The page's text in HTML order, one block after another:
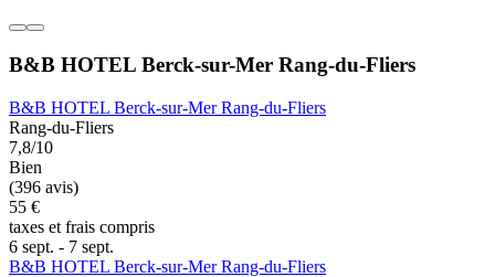
B&B HOTEL Berck-sur-Mer Rang-du-Fliers
B&B HOTEL Berck-sur-Mer Rang-du-Fliers
Rang-du-Fliers
7,8/10
Bien
(396 avis)
55 €
taxes et frais compris
6 sept. - 7 sept.
B&B HOTEL Berck-sur-Mer Rang-du-Fliers